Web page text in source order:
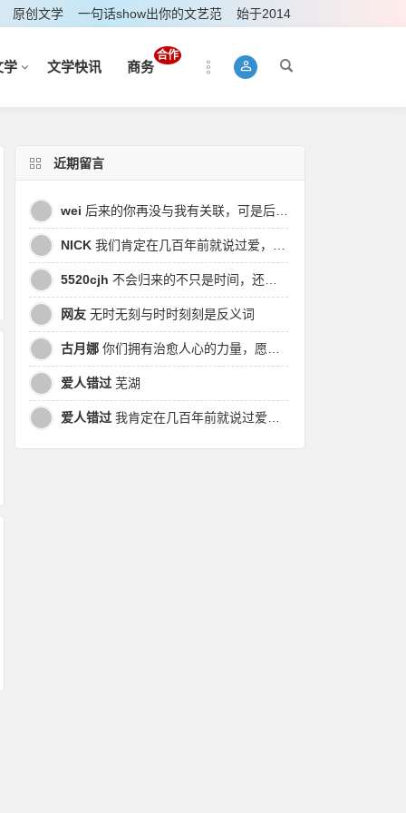
原创文学 一句话show出你的文艺范 始于2014
学 文学快讯 商务
合作
近期留言
wei 后来的你再没与我有关联，可是后来我的时间皆是你，都说地球是个圆，为何兜兜转转却走不到原点
NICK 我们肯定在几百年前就说过爱，今生却错过。此生无悔，与你爱过。茕茕孑立，且看我对酒当歌，与影对酌。
5520cjh 不会归来的不只是时间，还有曾经的我
网友 无时无刻与时时刻刻是反义词
古月娜 你们拥有治愈人心的力量，愿也将丑陋的人性一起泯灭吧！
爱人错过 芜湖
爱人错过 我肯定在几百年前就说过爱你，只是你忘了，我也记不起。我肯定在几百年前就说过爱你，只是你忘了，我也记不起。 走过路过没遇过，回头转头还是错。你我不曾感受过，相撞在街口，相撞在街口。